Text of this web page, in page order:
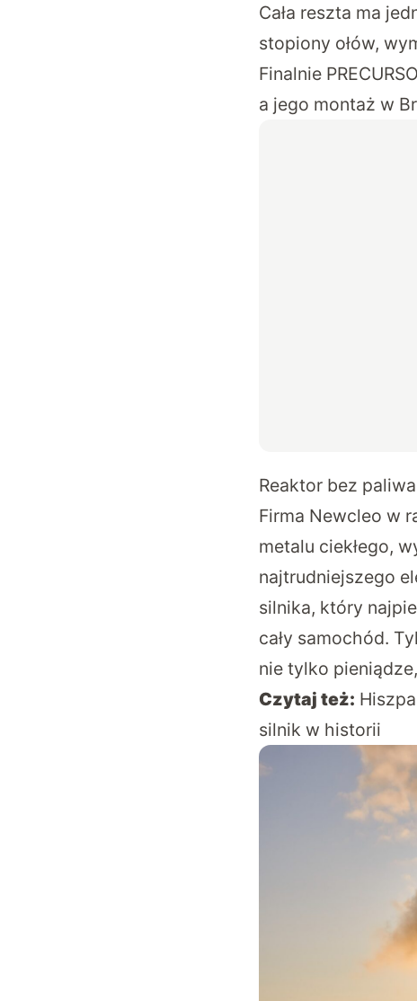
Cała reszta ma
stopiony ołów,
Finalnie
a jego montaż w
Reaktor bez
Firma Newcleo w
metalu ciekłego,
najtrudniejszego
silnika, który
cały samochód.
nie tylko
Czytaj też:
silnik w historii